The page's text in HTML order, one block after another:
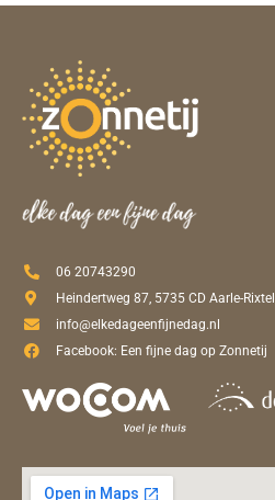
06 20743290
Heindertweg 87, 5735 CD Aarle-Rixtel
info@elkedageenfijnedag.nl
Facebook: Een fijne dag op Zonnetij